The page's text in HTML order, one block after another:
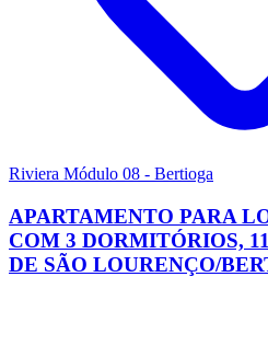
Riviera Módulo 08 - Bertioga
APARTAMENTO PARA
COM 3 DORMITÓRIOS,
DE SÃO LOURENÇO/